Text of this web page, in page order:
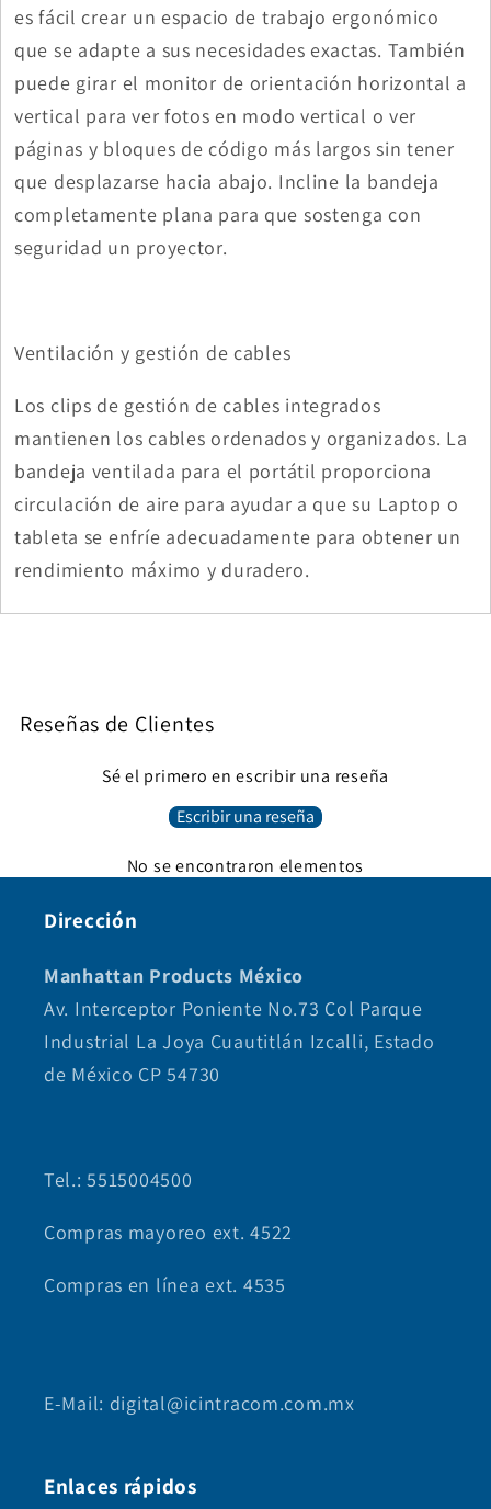
es fácil crear un espacio de trabajo ergonómico
que se adapte a sus necesidades exactas. También
puede girar el monitor de orientación horizontal a
vertical para ver fotos en modo vertical o ver
páginas y bloques de código más largos sin tener
que desplazarse hacia abajo. Incline la bandeja
completamente plana para que sostenga con
seguridad un proyector.
Ventilación y gestión de cables
Los clips de gestión de cables integrados
mantienen los cables ordenados y organizados. La
bandeja ventilada para el portátil proporciona
circulación de aire para ayudar a que su Laptop o
tableta se enfríe adecuadamente para obtener un
rendimiento máximo y duradero.
Reseñas de Clientes
Sé el primero en escribir una reseña
Escribir una reseña
No se encontraron elementos
Dirección
Manhattan Products México
Av. Interceptor Poniente No.73 Col Parque
Industrial La Joya Cuautitlán Izcalli, Estado
de México CP 54730
Tel.: 5515004500
Compras mayoreo ext. 4522
Compras en línea ext. 4535
E-Mail: digital@icintracom.com.mx
Enlaces rápidos